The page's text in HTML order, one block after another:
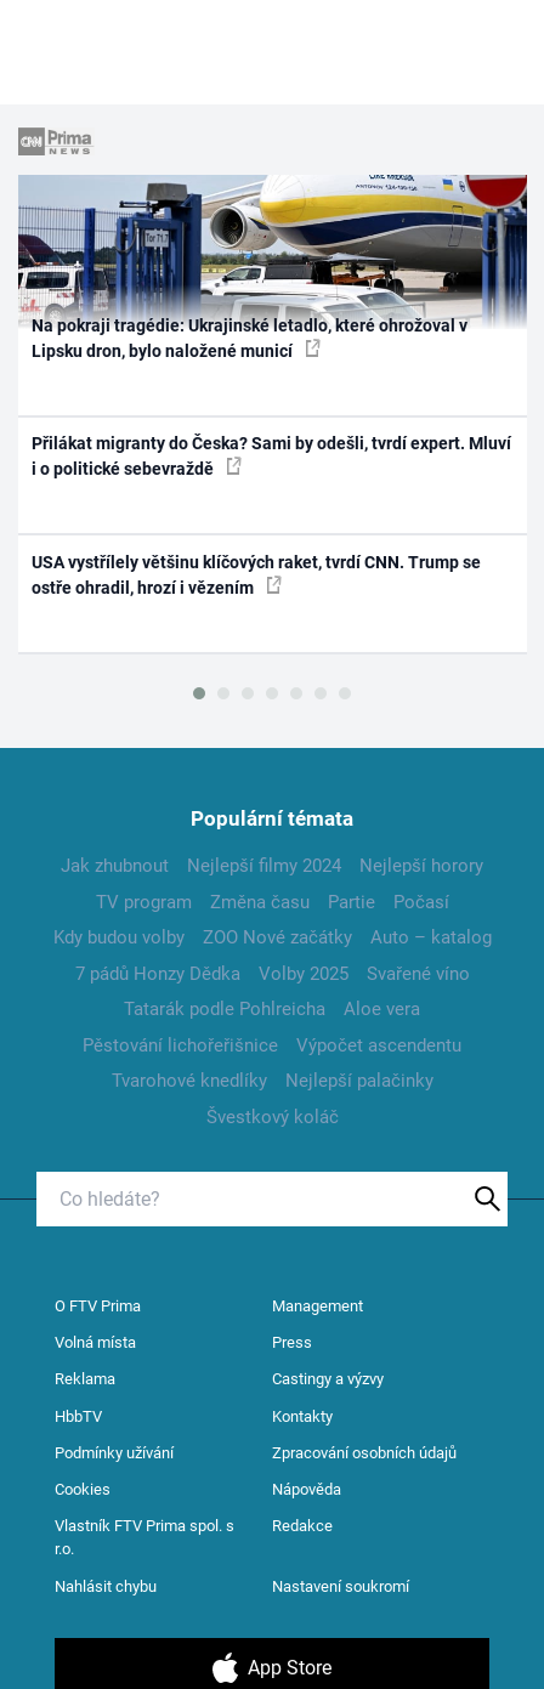
Na pokraji tragédie: Ukrajinské letadlo, které ohrožoval v
Lipsku dron, bylo naložené municí
Přilákat migranty do Česka? Sami by odešli, tvrdí expert. Mluví
i o politické sebevraždě
USA vystřílely většinu klíčových raket, tvrdí CNN. Trump se
ostře ohradil, hrozí i vězením
Populární témata
Jak zhubnout Nejlepší filmy 2024
Nejlepší horory
TV program
Změna času Partie
Počasí
Kdy budou volby
ZOO Nové začátky
Auto – katalog
7 pádů Honzy Dědka
Volby 2025
Svařené víno
Tatarák podle Pohlreicha
Aloe vera
Pěstování lichořeřišnice
Výpočet ascendentu
Tvarohové knedlíky
Nejlepší palačinky
Švestkový koláč
O FTV Prima Management
Volná místa Press
Reklama Castingy a výzvy
HbbTV Kontakty
Podmínky užívání Zpracování osobních údajů
Cookies Nápověda
Vlastník FTV Prima spol. s
r.o.
Redakce
Nahlásit chybu Nastavení soukromí
App Store